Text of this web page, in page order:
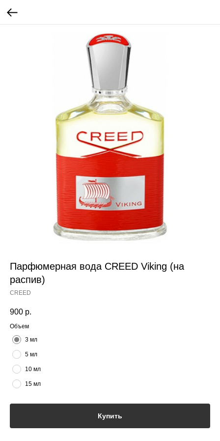
Парфюмерная вода CREED Viking (на
распив)
CREED
900 р.
Объем
3 мл
5 мл
10 мл
15 мл
Купить